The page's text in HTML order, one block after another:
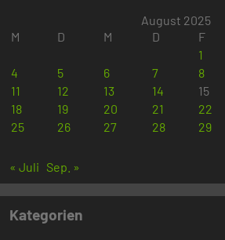
August 2025
M
D M D F
1
4
5 6 7 8
11
12 13 14 15
18
19 20 21 22
25
26 27 28 29
« Juli Sep. »
Kategorien